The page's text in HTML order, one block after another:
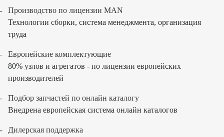
Производство по лицензии MAN
Технологии сборки, система менеджмента, организация
труда
Европейские комплектующие
80% узлов и агрегатов - по лицензии европейских
производителей
Подбор запчастей по онлайн каталогу
Внедрена европейская система онлайн каталогов
Дилерская поддержка